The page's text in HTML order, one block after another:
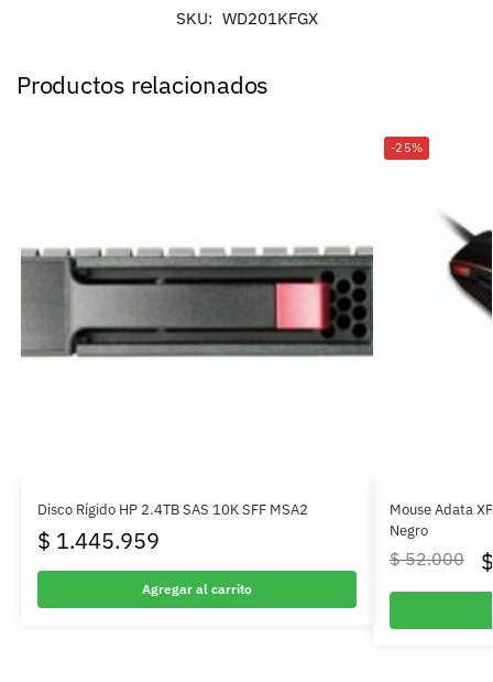
SKU: WD201KFGX
Productos relacionados
Disco Rígido HP 2.4TB SAS 10K SFF MSA2
$ 1.445.959
Agregar al carrito
-25%
Mouse Adata
Negro
$52.000 $